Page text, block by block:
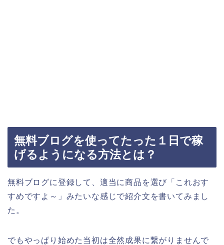
無料ブログを使ってたった１日で稼
げるようになる方法とは？
無料ブログに登録して、適当に商品を選び 「これおす
すめですよ～」 みたいな感じで紹介文を書いてみまし
た。
でもやっぱり始めた当初は全然成果に繋がりませんで